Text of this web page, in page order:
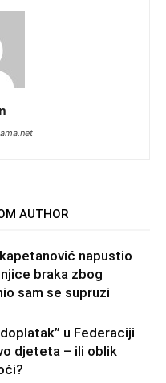
AUTHOR
napustio
braka zbog
sam se supruzi
u Federaciji
djeteta – ili oblik